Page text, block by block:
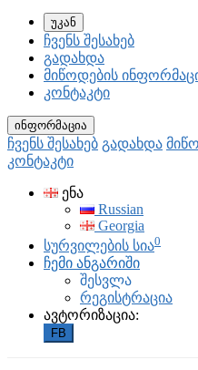
უკან
ჩვენს შესახებ
გადახდა
მიწოდების
კონტაკტი
ინფორმაცია
ჩვენს შესახებ გადახდა
კონტაკტი
ენა
Russian
Georgia
სურვილების სია0
ჩემი ანგარიში
შესვლა
რეგისტრაცია
ავტორიზაცია:
FB